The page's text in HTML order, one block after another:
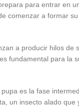
para entrar en
comenzar a formar
a producir hilos
fundamental para
es la fase
un insecto alado